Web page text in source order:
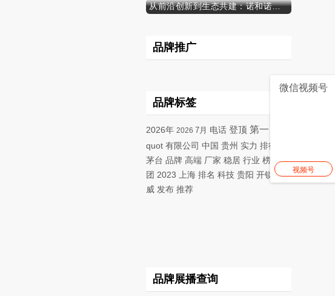
从前沿创新到生态共建：诺和诺德参加中国发展高层论坛2026年年会，携“中国同创”新里程碑深化对华承诺
品牌推广
品牌标签
2026年 2026 7月 电话 登顶 第一
quot 有限公司 中国 贵州 实力 排行榜
茅台 品牌 高端 厂家 稳居 行业 榜单集
团 2023 上海 排名 科技 贵阳 开锁权
威 发布 推荐
品牌展播查询
微信视频号
视频号